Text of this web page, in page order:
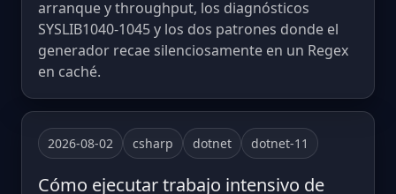
arranque y throughput, los diagnósticos
SYSLIB1040-1045 y los dos patrones donde el
generador recae silenciosamente en un Regex
en caché.
2026-08-02 csharp dotnet dotnet-11
Cómo ejecutar trabajo intensivo de